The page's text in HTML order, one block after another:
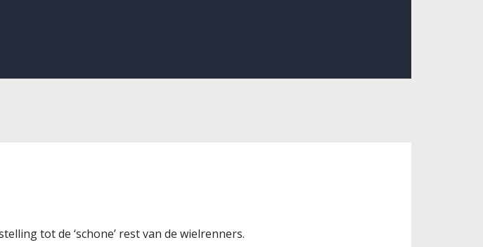
tot de ‘schone’ rest van de wielrenners.